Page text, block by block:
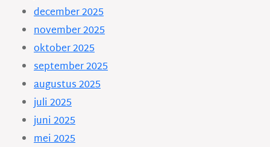
december 2025
november 2025
oktober 2025
september 2025
augustus 2025
juli 2025
juni 2025
mei 2025